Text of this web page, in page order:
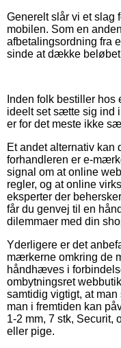
Generelt slår vi et slag
mobilen. Som en
afbetalingsordning fra
sinde at dække beløbet
Inden folk bestiller
ideelt set sætte sig ind
er for det meste ikke
Et andet alternativ
forhandleren er e-
signal om at online
regler, og at online
eksperter der
får du genvej til en
dilemmaer med din
Yderligere er det
mærkerne omkring de
håndhæves i
ombytningsret
samtidig vigtigt, at
man i fremtiden kan
1-2 mm, 7 stk, Securit,
eller pige.